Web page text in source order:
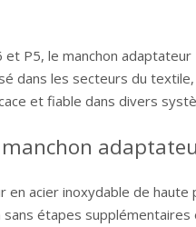
P5, le manchon
dans les secteurs du
et fiable dans divers
en acier inoxydable de
étapes